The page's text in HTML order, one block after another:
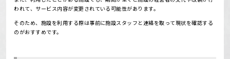
われて、サービス内容が変更されている可能性があります。
そのため、施設を利用する際は事前に施設スタッフと連絡を取って現状を確認する
のがおすすめです。